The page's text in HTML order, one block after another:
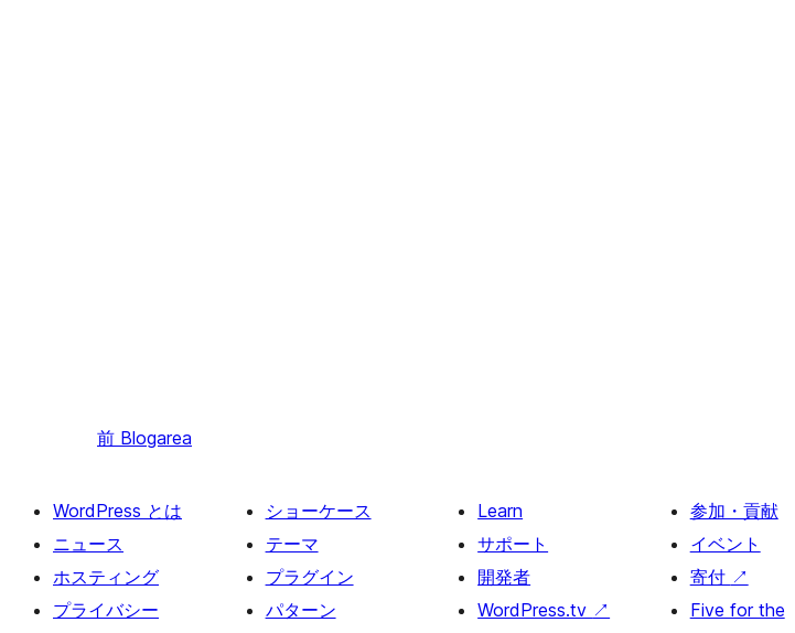
前 Blogarea
WordPress とは
ニュース
ホスティング
プライバシー
ショーケース
テーマ
プラグイン
パターン
Learn
サポート
開発者
WordPress.tv ↗
参加・貢献
イベント
寄付 ↗
Five for the